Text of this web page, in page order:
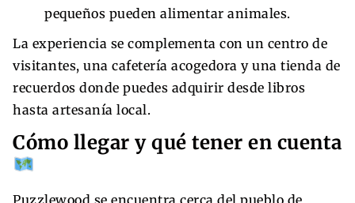
pequeños pueden alimentar animales.
La experiencia se complementa con un centro de
visitantes, una cafetería acogedora y una tienda de
recuerdos donde puedes adquirir desde libros
hasta artesanía local.
Cómo llegar y qué tener en cuenta
Puzzlewood se encuentra cerca del pueblo de